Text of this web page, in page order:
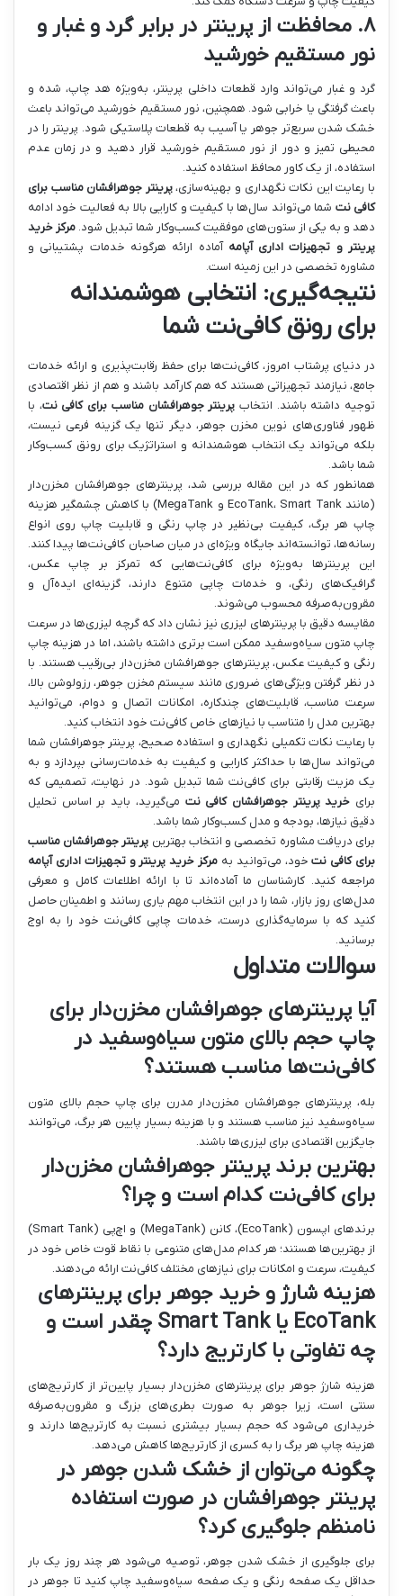
۸. محافظت از پرینتر در برابر گرد و غبار و
نور مستقیم خورشید
گرد و غبار می‌تواند وارد قطعات داخلی پرینتر، به‌ویژه هد چاپ، شده و
باعث گرفتگی یا خرابی شود. همچنین، نور مستقیم خورشید می‌تواند باعث
خشک شدن سریع‌تر جوهر یا آسیب به قطعات پلاستیکی شود. پرینتر را در
محیطی تمیز و دور از نور مستقیم خورشید قرار دهید و در زمان عدم
استفاده، از یک کاور محافظ استفاده کنید.
با رعایت این نکات نگهداری و بهینه‌سازی،پرینتر جوهرافشان مناسب برای
کافی نت شما می‌تواند سال‌ها با کیفیت و کارایی بالا به فعالیت خود ادامه
دهد و به یکی از ستون‌های موفقیت کسب‌وکار شما تبدیل شود. مرکز خرید
پرینتر و تجهیزات اداری آپامه آماده ارائه هرگونه خدمات پشتیبانی و
مشاوره تخصصی در این زمینه است.
نتیجه‌گیری: انتخابی هوشمندانه
برای رونق کافی‌نت شما
در دنیای پرشتاب امروز، کافی‌نت‌ها برای حفظ رقابت‌پذیری و ارائه خدمات
جامع، نیازمند تجهیزاتی هستند که هم کارآمد باشند و هم از نظر اقتصادی
توجیه داشته باشند. انتخاب پرینتر جوهرافشان مناسب برای کافی نت، با
ظهور فناوری‌های نوین مخزن جوهر، دیگر تنها یک گزینه فرعی نیست،
بلکه می‌تواند یک انتخاب هوشمندانه و استراتژیک برای رونق کسب‌وکار
شما باشد.
همانطور که در این مقاله بررسی شد، پرینترهای جوهرافشان مخزن‌دار
(مانند EcoTank، Smart Tank و MegaTank) با کاهش چشمگیر هزینه
چاپ هر برگ، کیفیت بی‌نظیر در چاپ رنگی و قابلیت چاپ روی انواع
رسانه‌ها، توانسته‌اند جایگاه ویژه‌ای در میان صاحبان کافی‌نت‌ها پیدا کنند.
این پرینترها به‌ویژه برای کافی‌نت‌هایی که تمرکز بر چاپ عکس،
گرافیک‌های رنگی، و خدمات چاپی متنوع دارند، گزینه‌ای ایده‌آل و
مقرون‌به‌صرفه محسوب می‌شوند.
مقایسه دقیق با پرینترهای لیزری نیز نشان داد که گرچه لیزری‌ها در سرعت
چاپ متون سیاه‌وسفید ممکن است برتری داشته باشند، اما در هزینه چاپ
رنگی و کیفیت عکس، پرینترهای جوهرافشان مخزن‌دار بی‌رقیب هستند. با
در نظر گرفتن ویژگی‌های ضروری مانند سیستم مخزن جوهر، رزولوشن بالا،
سرعت مناسب، قابلیت‌های چندکاره، امکانات اتصال و دوام، می‌توانید
بهترین مدل را متناسب با نیازهای خاص کافی‌نت خود انتخاب کنید.
با رعایت نکات تکمیلی نگهداری و استفاده صحیح، پرینتر جوهرافشان شما
می‌تواند سال‌ها با حداکثر کارایی و کیفیت به خدمات‌رسانی بپردازد و به
یک مزیت رقابتی برای کافی‌نت شما تبدیل شود. در نهایت، تصمیمی که
برای خرید پرینتر جوهرافشان کافی نت می‌گیرید، باید بر اساس تحلیل
دقیق نیازها، بودجه و مدل کسب‌وکار شما باشد.
برای دریافت مشاوره تخصصی و انتخاب بهترین پرینتر جوهرافشان مناسب
برای کافی نتخود، می‌توانید به مرکز خرید پرینتر و تجهیزات اداری آپامه
مراجعه کنید. کارشناسان ما آماده‌اند تا با ارائه اطلاعات کامل و معرفی
مدل‌های روز بازار، شما را در این انتخاب مهم یاری رسانند و اطمینان حاصل
کنید که با سرمایه‌گذاری درست، خدمات چاپی کافی‌نت خود را به اوج
برسانید.
سوالات متداول
آیا پرینترهای جوهرافشان مخزن‌دار برای
چاپ حجم بالای متون سیاه‌وسفید در
کافی‌نت‌ها مناسب هستند؟
بله، پرینترهای جوهرافشان مخزن‌دار مدرن برای چاپ حجم بالای متون
سیاه‌وسفید نیز مناسب هستند و با هزینه بسیار پایین هر برگ، می‌توانند
جایگزین اقتصادی برای لیزری‌ها باشند.
بهترین برند پرینتر جوهرافشان مخزن‌دار
برای کافی‌نت کدام است و چرا؟
برندهای اپسون (EcoTank)، کانن (MegaTank) و اچ‌پی (Smart Tank)
از بهترین‌ها هستند؛ هر کدام مدل‌های متنوعی با نقاط قوت خاص خود در
کیفیت، سرعت و امکانات برای نیازهای مختلف کافی‌نت ارائه می‌دهند.
هزینه شارژ و خرید جوهر برای پرینترهای
EcoTank یا Smart Tank چقدر است و
چه تفاوتی با کارتریج دارد؟
هزینه شارژ جوهر برای پرینترهای مخزن‌دار بسیار پایین‌تر از کارتریج‌های
سنتی است، زیرا جوهر به صورت بطری‌های بزرگ و مقرون‌به‌صرفه
خریداری می‌شود که حجم بسیار بیشتری نسبت به کارتریج‌ها دارند و
هزینه چاپ هر برگ را به کسری از کارتریج‌ها کاهش می‌دهد.
چگونه می‌توان از خشک شدن جوهر در
پرینتر جوهرافشان در صورت استفاده
نامنظم جلوگیری کرد؟
برای جلوگیری از خشک شدن جوهر، توصیه می‌شود هر چند روز یک بار
حداقل یک صفحه رنگی و یک صفحه سیاه‌وسفید چاپ کنید تا جوهر در